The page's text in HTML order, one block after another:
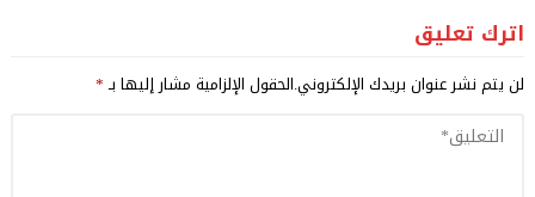
اترك تعليق
لن يتم نشر عنوان بريدك الإلكتروني.الحقول الإلزامية مشار إليها بـ*